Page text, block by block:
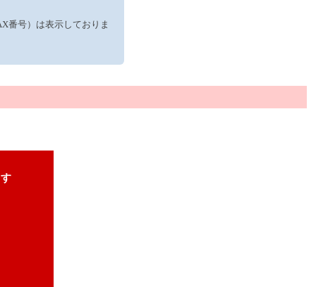
番号）は表示しておりま